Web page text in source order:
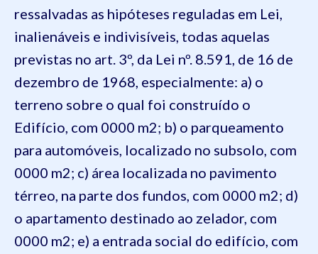
ressalvadas as hipóteses reguladas em Lei,
inalienáveis e indivisíveis, todas aquelas
previstas no art. 3º, da Lei nº. 8.591, de 16 de
dezembro de 1968, especialmente: a) o
terreno sobre o qual foi construído o
Edifício, com 0000 m2; b) o parqueamento
para automóveis, localizado no subsolo, com
0000 m2; c) área localizada no pavimento
térreo, na parte dos fundos, com 0000 m2; d)
o apartamento destinado ao zelador, com
0000 m2; e) a entrada social do edifício, com